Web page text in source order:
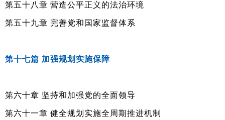
第五十八章 营造公平正义的法治环境
第五十九章 完善党和国家监督体系
第十七篇 加强规划实施保障
第六十章 坚持和加强党的全面领导
第六十一章 健全规划实施全周期推进机制